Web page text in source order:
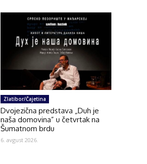
Zlatibor/Čajetina
Dvojezična predstava „Duh je
naša domovina” u četvrtak na
Šumatnom brdu
6. avgust 2026.